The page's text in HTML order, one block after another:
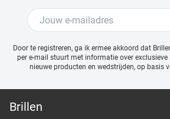
Door te registreren, ga ik ermee akkoord dat
per e-mail stuurt met informatie over
nieuwe producten en wedstrijden, op basis
Brillen